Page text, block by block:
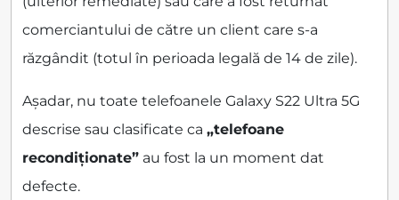
comerciantului de către un client care s-a
răzgândit (totul în perioada legală de 14 de zile).
Așadar, nu toate telefoanele Galaxy S22 Ultra 5G
descrise sau clasificate ca „telefoane
recondiționate” au fost la un moment dat
defecte.